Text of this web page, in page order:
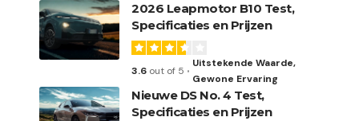
2026 Leapmotor B10 Test,
Specificaties en Prijzen
3.6 out of 5
Uitstekende Waarde,
Gewone Ervaring
Nieuwe DS No. 4 Test,
Specificaties en Prijzen